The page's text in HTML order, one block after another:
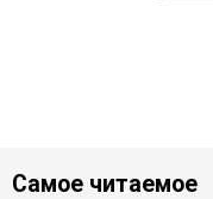
Самое читаемое